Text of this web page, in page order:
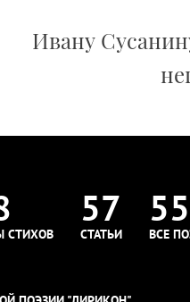
Ивану
СТИХОВ
57
СТАТЬИ ВСЕ